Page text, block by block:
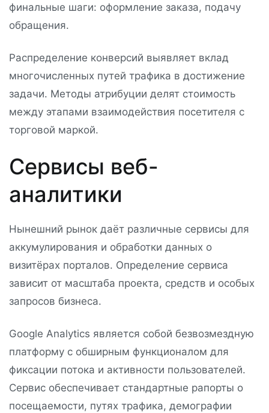
финальные шаги: оформление заказа, подачу
обращения.
Распределение конверсий выявляет вклад
многочисленных путей трафика в достижение
задачи. Методы атрибуции делят стоимость
между этапами взаимодействия посетителя с
торговой маркой.
Сервисы веб-
аналитики
Нынешний рынок даёт различные сервисы для
аккумулирования и обработки данных о
визитёрах порталов. Определение сервиса
зависит от масштаба проекта, средств и особых
запросов бизнеса.
Google Analytics является собой безвозмездную
платформу с обширным функционалом для
фиксации потока и активности пользователей.
Сервис обеспечивает стандартные рапорты о
посещаемости, путях трафика, демографии